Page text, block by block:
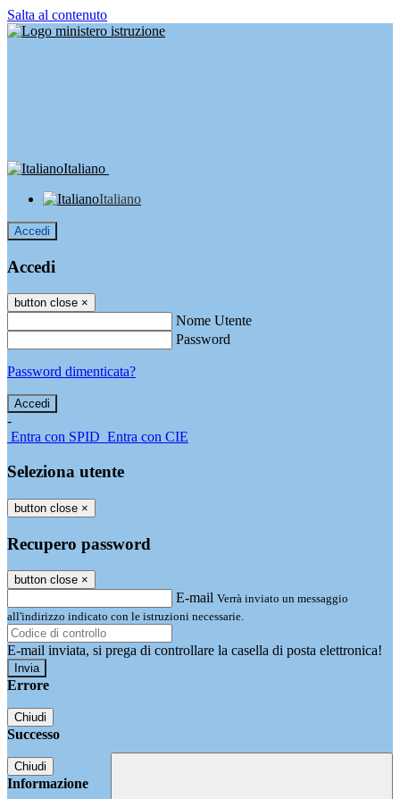
Salta al contenuto
Italiano
Italiano
Accedi
Accedi
button close ×
Nome Utente
Password
Password dimenticata?
-
Entra con SPID Entra con CIE
Seleziona utente
button close ×
Recupero password
button close ×
E-mail Verrà inviato un messaggio
all'indirizzo indicato con le istruzioni necessarie.
E-mail inviata, si prega di controllare la casella di posta elettronica!
Errore
Chiudi
Successo
Chiudi
Informazione